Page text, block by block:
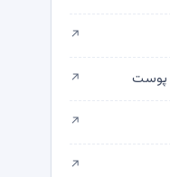
↗
پوست ↗
↗
↗